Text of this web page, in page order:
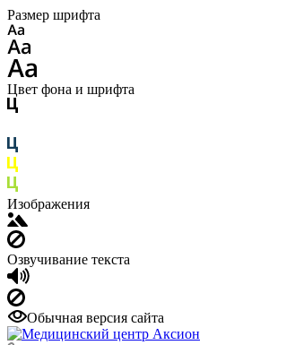
Размер шрифта
Цвет фона и шрифта
Изображения
Озвучивание текста
Обычная версия сайта